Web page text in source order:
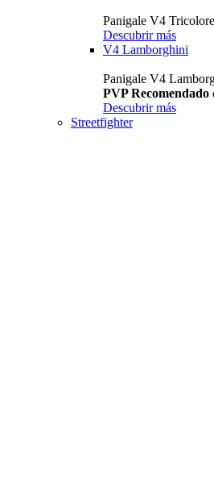
Panigale V4
Descubrir más
V4 Lamborghini
Panigale V4
PVP Recomendado
Descubrir más
Streetfighter